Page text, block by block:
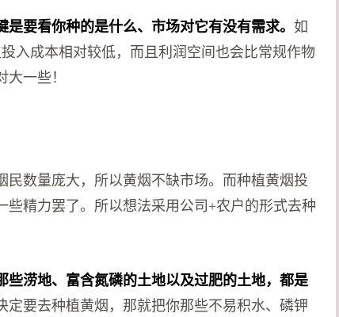
是要看你种的是什么、市场对它有没有需求。如
入成本相对较低，而且利润空间也会比常规作物
一些！
民数量庞大，所以黄烟不缺市场。而种植黄烟投
些精力罢了。所以想法采用公司+农户的形式去种
些涝地、富含氮磷的土地以及过肥的土地，都是
定要去种植黄烟，那就把你那些不易积水、磷钾